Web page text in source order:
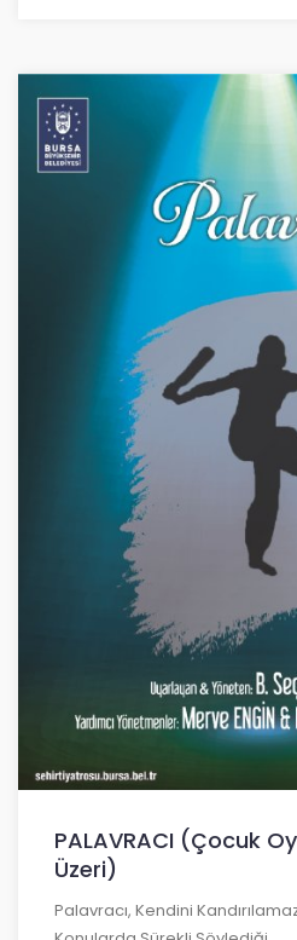
PALAVRACI (Çocuk
Üzeri)
Palavracı, Kendini